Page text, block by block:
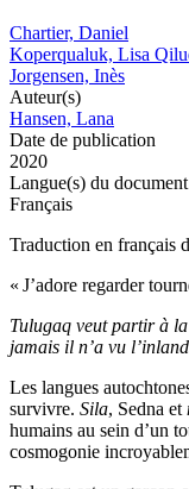
Chartier, Daniel
Koperqualuk, Lisa
Jorgensen, Inès
Auteur(s)
Hansen, Lana
Date de publication
2020
Langue(s) du document
Français
Traduction en français
« J’adore regarder
Tulugaq veut partir à
jamais il n’a vu
Les langues
survivre. Sila, Sedna et
humains au sein d’un
cosmogonie